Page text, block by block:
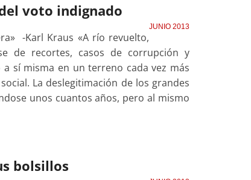
voto indignado
JUNIO 2013
-Karl Kraus «A río revuelto,
de recortes, casos de corrupción y
sí misma en un terreno cada vez más
La deslegitimación de los grandes
unos cuantos años, pero al mismo
bolsillos